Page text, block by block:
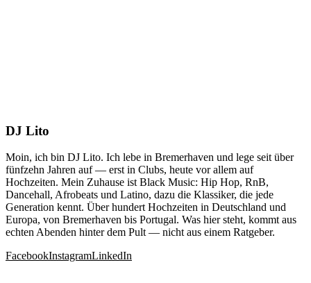
DJ Lito
Moin, ich bin DJ Lito. Ich lebe in Bremerhaven und lege seit über
fünfzehn Jahren auf — erst in Clubs, heute vor allem auf
Hochzeiten. Mein Zuhause ist Black Music: Hip Hop, RnB,
Dancehall, Afrobeats und Latino, dazu die Klassiker, die jede
Generation kennt. Über hundert Hochzeiten in Deutschland und
Europa, von Bremerhaven bis Portugal. Was hier steht, kommt aus
echten Abenden hinter dem Pult — nicht aus einem Ratgeber.
FacebookInstagramLinkedIn